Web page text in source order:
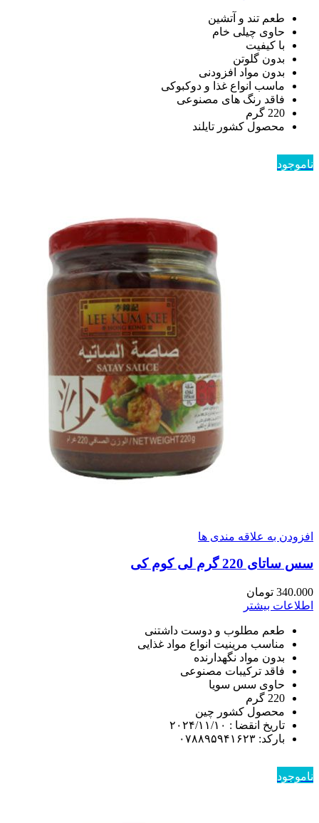
طعم تند و آتشین
حاوی چیلی خام
با کیفیت
بدون گلوتن
بدون مواد افزودنی
ماسب انواع غذا و دوکبوکی
فاقد رنگ های مصنوعی
220 گرم
محصول کشور تایلند
ناموجود
افزودن به علاقه مندی ها
سس ساتای 220 گرم لی کوم کی
340.000 تومان
اطلاعات بیشتر
طعم مطلوب و دوست داشتنی
مناسب مرینیت انواع مواد غذایی
بدون مواد نگهدارنده
فاقد ترکیبات مصنوعی
حاوی سس سویا
220 گرم
محصول کشور چین
تاریخ انقضا : ۲۰۲۴/۱۱/۱۰
باركد: ۰۷۸۸۹۵۹۴۱۶۲۳
ناموجود